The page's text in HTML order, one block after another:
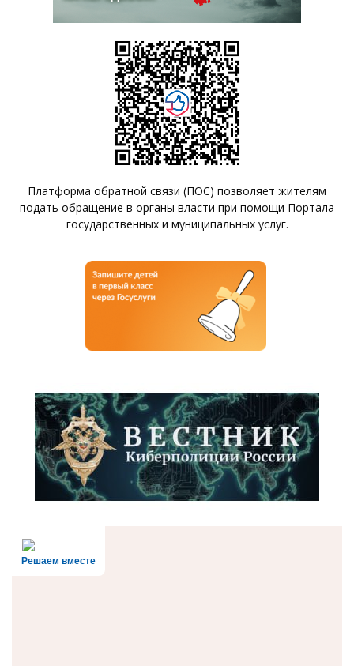
Платформа обратной связи (ПОС) позволяет жителям
подать обращение в органы власти при помощи Портала
государственных и муниципальных услуг.
Решаем вместе